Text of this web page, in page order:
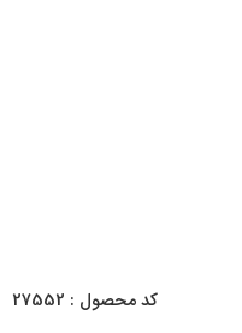
کد محصول : 27552